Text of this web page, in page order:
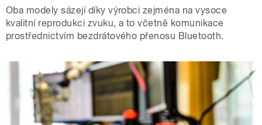
Oba modely sázejí díky výrobci zejména na vysoce
kvalitní reprodukci zvuku, a to včetně komunikace
prostřednictvím bezdrátového přenosu Bluetooth.